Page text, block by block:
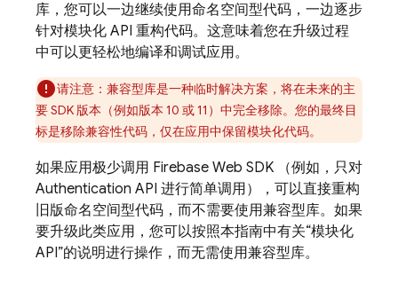
库，您可以一边继续使用命名空间型代码，一边逐步
针对模块化 API 重构代码。这意味着您在升级过程
中可以更轻松地编译和调试应用。
请注意：兼容型库是一种临时解决方案，将在未来的主
要 SDK 版本（例如版本 10 或 11）中完全移除。您的最终目
标是移除兼容性代码，仅在应用中保留模块化代码。
如果应用极少调用 Firebase Web SDK （例如，只对
Authentication API 进行简单调用），可以直接重构
旧版命名空间型代码，而不需要使用兼容型库。如果
要升级此类应用，您可以按照本指南中有关“模块化
API”的说明进行操作，而无需使用兼容型库。